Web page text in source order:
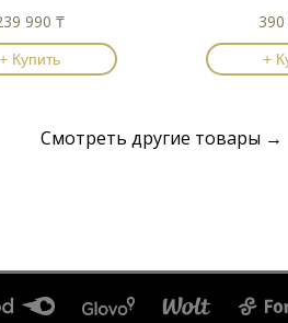
990 ₸
+ Купить +
Смотреть другие товары →